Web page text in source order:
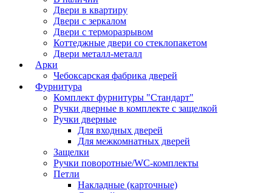
Двери в квартиру
Двери с зеркалом
Двери с терморазрывом
Коттеджные двери со стеклопакетом
Двери металл-металл
Арки
Чебоксарская фабрика дверей
Фурнитура
Комплект фурнитуры "Стандарт"
Ручки дверные в комплекте с защелкой
Ручки дверные
Для входных дверей
Для межкомнатных дверей
Защелки
Ручки поворотные/WC-комплекты
Петли
Накладные (карточные)